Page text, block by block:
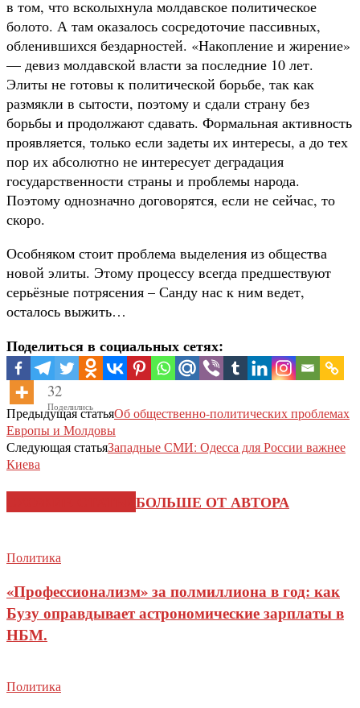
в том, что всколыхнула молдавское политическое
болото. А там оказалось сосредоточие пассивных,
обленившихся бездарностей. «Накопление и жирение»
— девиз молдавской власти за последние 10 лет.
Элиты не готовы к политической борьбе, так как
размякли в сытости, поэтому и сдали страну без
борьбы и продолжают сдавать. Формальная активность
проявляется, только если задеты их интересы, а до тех
пор их абсолютно не интересует деградация
государственности страны и проблемы народа.
Поэтому однозначно договорятся, если не сейчас, то
скоро.
Особняком стоит проблема выделения из общества
новой элиты. Этому процессу всегда предшествуют
серьёзные потрясения – Санду нас к ним ведет,
осталось выжить…
Поделиться в социальных сетях:
32
Поделились
Предыдущая статьяОб общественно-политических проблемах
Европы и Молдовы
Следующая статьяЗападные СМИ: Одесса для России важнее
Киева
БОЛЬШЕ ОТ АВТОРА
Политика
«Профессионализм» за полмиллиона в год: как
Бузу оправдывает астрономические зарплаты в
НБМ.
Политика